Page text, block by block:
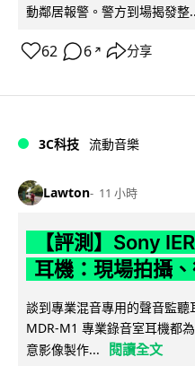
動鄰居報警。警方到場揭發整
62 6 ↗ 分享
3C科技 流動音樂
Lawton 11 小時
【評測】Sony
耳機：現場拍攝
談到專業混音專用的聲音監
MDR-M1 專業錄音室耳機都
意影像製作...
閱讀全文